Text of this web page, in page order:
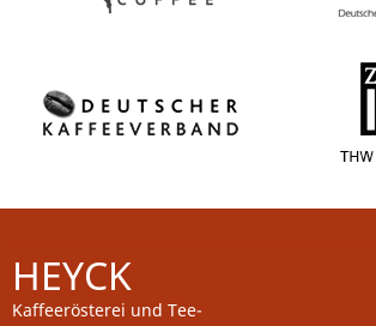
HEYCK
Kaffeerösterei und Tee-